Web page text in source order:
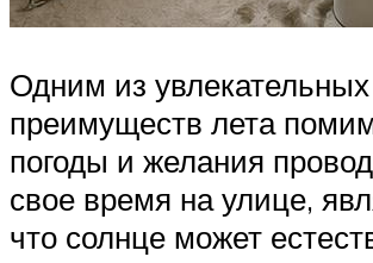
Одним из увлекательных
преимуществ лета
погоды и желания
свое время на улице,
что солнце может